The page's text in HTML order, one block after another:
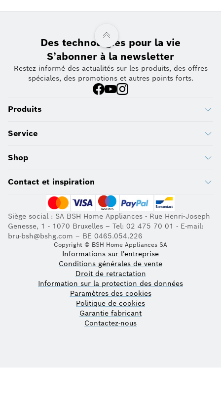
Des technologies pour la vie
S’abonner à la newsletter
Restez informé des actualités sur les produits, des offres
spéciales, des promotions et autres points forts.
Produits
Service
Shop
Contact et inspiration
Siège social : SA BSH Home Appliances - Rue Henri-Joseph
Genesse, 1 - 1070 Bruxelles – Tel: 02 475 70 01 - E-mail:
bru-bsh@bshg.com – BE 0465.054.226
Copyright © BSH Home Appliances SA
Informations sur l'entreprise
Conditions générales de vente
Droit de retractation
Information sur la protection des données
Paramètres des cookies
Politique de cookies
Garantie fabricant
Contactez-nous